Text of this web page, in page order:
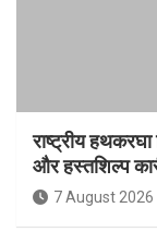
राष्ट्रीय
और हस्तशिल्प
7 August 2026